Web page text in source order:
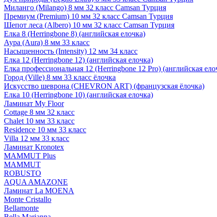
Миланго (Milango) 8 мм 32 класс Camsan Турция
Премиум (Premium) 10 мм 32 класс Camsan Турция
Шепот леса (Albero) 10 мм 32 класс Camsan Турция
Елка 8 (Herringbone 8) (английская елочка)
Аура (Aura) 8 мм 33 класс
Насыщенность (Intensity) 12 мм 34 класс
Елка 12 (Herringbone 12) (английская елочка)
Елка профессиональная 12 (Herringbone 12 Pro) (английская
Город (Ville) 8 мм 33 класс ёлочка
Искусство шеврона (CHEVRON ART) (французская ёлочка)
Елка 10 (Herringbone 10) (английская елочка)
Ламинат My Floor
Cottage 8 мм 32 класс
Chalet 10 мм 33 класс
Residence 10 мм 33 класс
Villa 12 мм 33 класс
Ламинат Kronotex
MAMMUT Plus
MAMMUT
ROBUSTO
AQUA AMAZONE
Ламинат La MOENA
Monte Cristallo
Bellamonte